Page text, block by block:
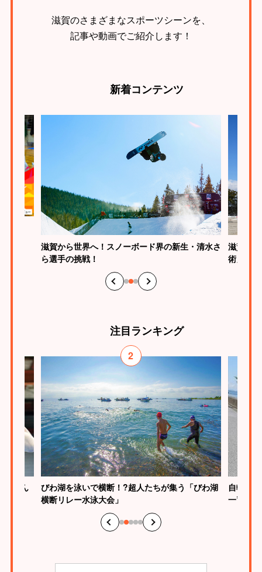
滋賀のさまざまなスポーツシーンを、
記事や動画でご紹介します！
新着コンテンツ
滋賀から世界へ！スノーボード界の新生・清水さ
ら選手の挑戦！
滋賀は
術」の
注目ランキング
介さん
2
びわ湖を泳いで横断！?超人たちが集う「びわ湖
横断リレー水泳大会」
自転車
一”のス